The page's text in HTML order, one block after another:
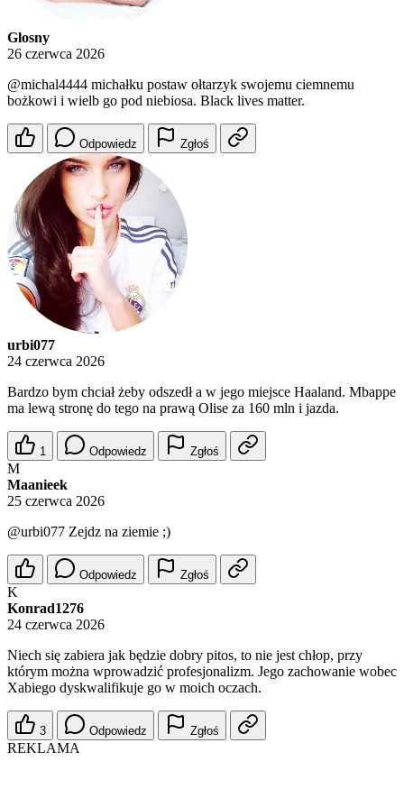
Glosny
26 czerwca 2026
@michal4444 michałku postaw ołtarzyk swojemu ciemnemu
bożkowi i wielb go pod niebiosa. Black lives matter.
Odpowiedz Zgłoś
urbi077
24 czerwca 2026
Bardzo bym chciał żeby odszedł a w jego miejsce Haaland. Mbappe
ma lewą stronę do tego na prawą Olise za 160 mln i jazda.
1 Odpowiedz Zgłoś
M
Maanieek
25 czerwca 2026
@urbi077 Zejdz na ziemie ;)
Odpowiedz Zgłoś
K
Konrad1276
24 czerwca 2026
Niech się zabiera jak będzie dobry pitos, to nie jest chłop, przy
którym można wprowadzić profesjonalizm. Jego zachowanie wobec
Xabiego dyskwalifikuje go w moich oczach.
3 Odpowiedz Zgłoś
REKLAMA